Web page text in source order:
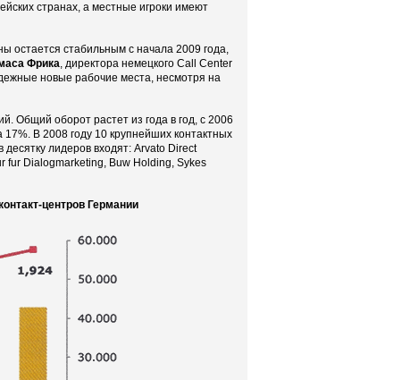
странах, а местные игроки имеют
остается стабильным с начала 2009 года,
Фрика, директора немецкого Call Center
новые рабочие места, несмотря на
Общий оборот растет из года в год, с 2006
17%. В 2008 году 10 крупнейших контактных
лидеров входят: Arvato Direct
fur Dialogmarketing, Buw Holding, Sykes
центров Германии